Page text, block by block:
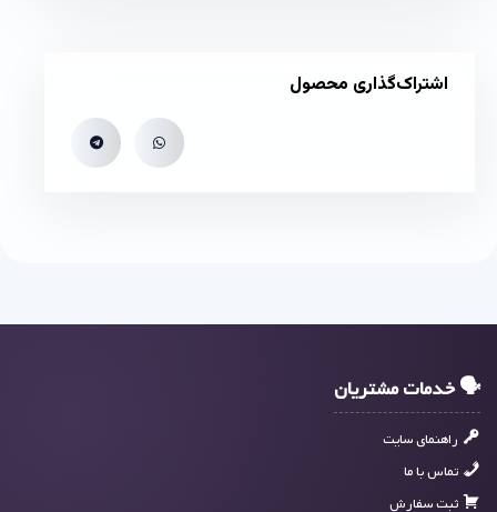
اشتراک‌گذاری محصول
🗣 خدمات مشتریان
راهنمای سایت
تماس با ما
ثبت سفارش